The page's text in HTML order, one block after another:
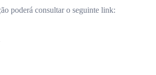
poderá consultar o seguinte link: